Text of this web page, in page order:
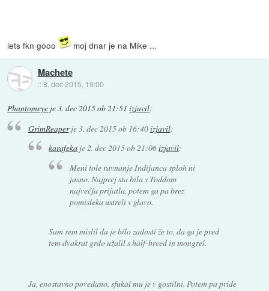
lets fkn gooo moj dnar je na Mike ...
Machete
::8. dec 2015, 19:00
Phantomeye je3. dec 2015 ob 21:51 izjavil:
GrimReaperje3. dec 2015 ob 16:40izjavil:
karafeka je2. dec 2015 ob 21:06izjavil:
Meni tole ravnanje Indijanca sploh ni
jasno. Najprej sta bila s Toddom
največja prijatla, potem ga pa brez
pomisleka ustreli v glavo.
Sam sem mislil da je bilo zadosti že to, da ga je pred
tem dvakrat grdo užalil s half-breed in mongrel.
Ja, enostavno povedano, sfukal mu je v gostilni. Potem pa pride